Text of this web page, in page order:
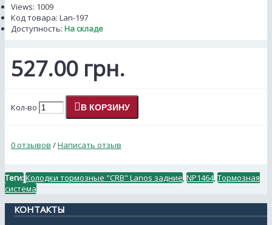
Views: 1009
Код товара: Lan-197
Доступность: На складе
527.00 грн.
Кол-во В КОРЗИНУ
0 отзывов /Написать отзыв
Теги:Колодки тормозные "CRB" Lanos задние NP1464 Тормозная
система
КОНТАКТЫ